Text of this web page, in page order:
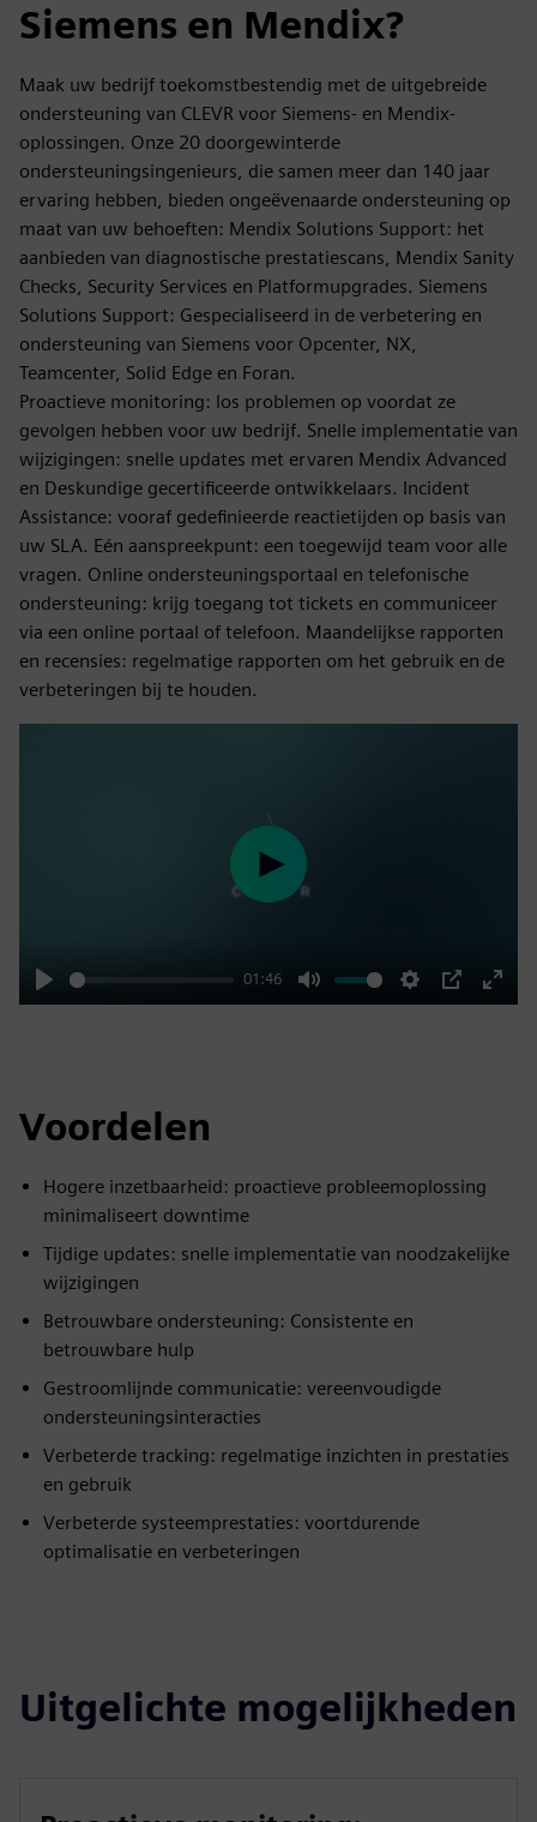
Siemens en Mendix?
Maak uw bedrijf toekomstbestendig met de uitgebreide
ondersteuning van CLEVR voor Siemens- en Mendix-
oplossingen. Onze 20 doorgewinterde
ondersteuningsingenieurs, die samen meer dan 140 jaar
ervaring hebben, bieden ongeëvenaarde ondersteuning op
maat van uw behoeften: Mendix Solutions Support: het
aanbieden van diagnostische prestatiescans, Mendix Sanity
Checks, Security Services en Platformupgrades. Siemens
Solutions Support: Gespecialiseerd in de verbetering en
ondersteuning van Siemens voor Opcenter, NX,
Teamcenter, Solid Edge en Foran.
Proactieve monitoring: los problemen op voordat ze
gevolgen hebben voor uw bedrijf. Snelle implementatie van
wijzigingen: snelle updates met ervaren Mendix Advanced
en Deskundige gecertificeerde ontwikkelaars. Incident
Assistance: vooraf gedefinieerde reactietijden op basis van
uw SLA. Eén aanspreekpunt: een toegewijd team voor alle
vragen. Online ondersteuningsportaal en telefonische
ondersteuning: krijg toegang tot tickets en communiceer
via een online portaal of telefoon. Maandelijkse rapporten
en recensies: regelmatige rapporten om het gebruik en de
verbeteringen bij te houden.
Play
01:46
Mute Settings
PIP
Enter
Play
Voordelen
Hogere inzetbaarheid: proactieve probleemoplossing
minimaliseert downtime
Tijdige updates: snelle implementatie van noodzakelijke
wijzigingen
Betrouwbare ondersteuning: Consistente en
betrouwbare hulp
Gestroomlijnde communicatie: vereenvoudigde
ondersteuningsinteracties
Verbeterde tracking: regelmatige inzichten in prestaties
en gebruik
Verbeterde systeemprestaties: voortdurende
optimalisatie en verbeteringen
Uitgelichte mogelijkheden